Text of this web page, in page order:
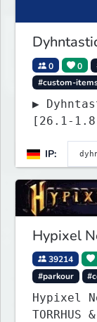
0 0
#custom-
▶
[26.1-1.8]
IP:
Hypixel
39214
#parkour
Hypixel
TORRHUS